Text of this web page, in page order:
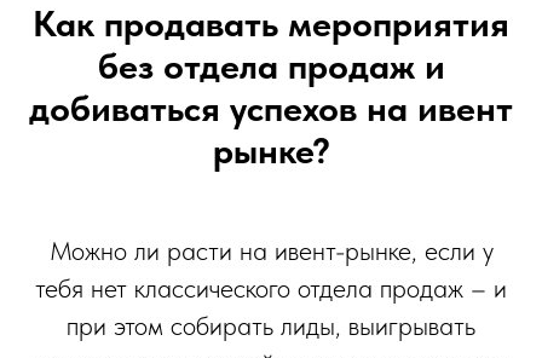
Как продавать мероприятия
без отдела продаж и
добиваться успехов на ивент
рынке?
Можно ли расти на ивент-рынке, если у
тебя нет классического отдела продаж – и
при этом собирать лиды, выигрывать